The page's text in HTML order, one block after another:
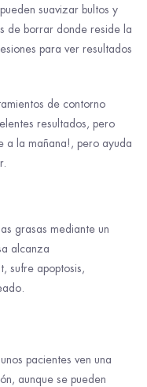
suavizar bultos y
de borrar donde reside la
para ver resultados
de contorno
resultados, pero
a la mañana!, pero ayuda
grasas mediante un
alcanza
sufre apoptosis,
pacientes ven una
aunque se pueden